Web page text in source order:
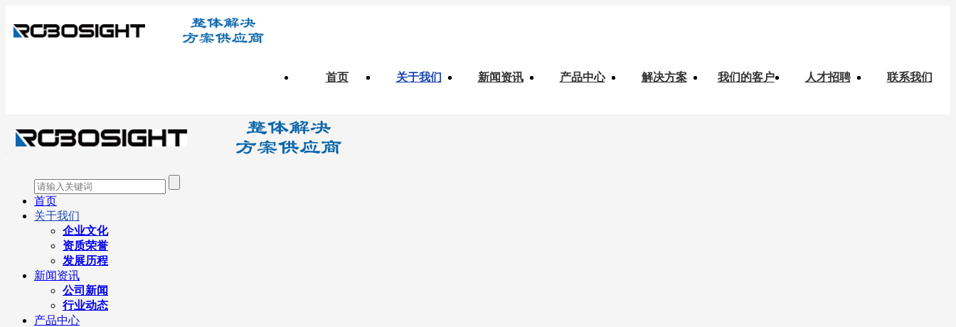
首页 关于我们 新闻资讯 产品中心 解决方案 我们的客户 人才招聘 联系我们
首页
关于我们
企业文化
资质荣誉
发展历程
新闻资讯
公司新闻
行业动态
产品中心